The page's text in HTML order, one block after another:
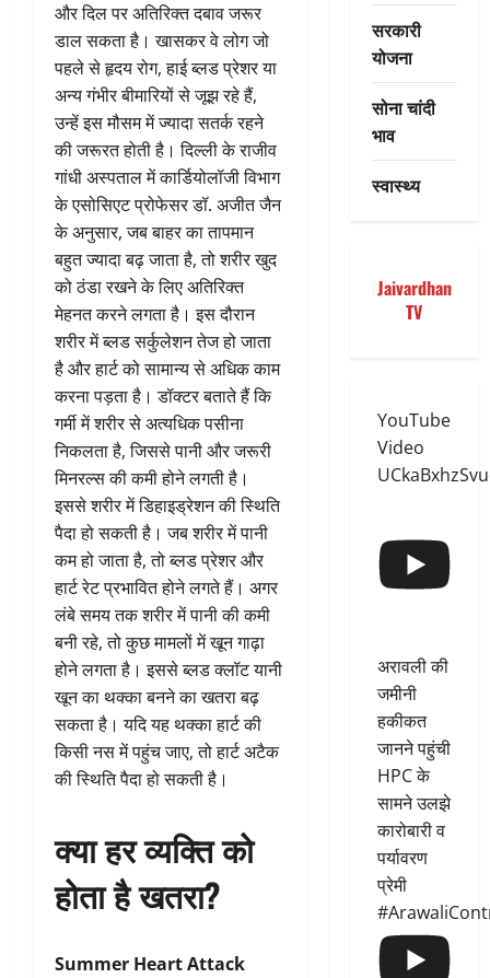
और दिल पर अतिरिक्त दबाव जरूर
डाल सकता है। खासकर वे लोग जो
पहले से हृदय रोग, हाई ब्लड प्रेशर या
अन्य गंभीर बीमारियों से जूझ रहे हैं,
उन्हें इस मौसम में ज्यादा सतर्क रहने
की जरूरत होती है। दिल्ली के राजीव
गांधी अस्पताल में कार्डियोलॉजी विभाग
के एसोसिएट प्रोफेसर डॉ. अजीत जैन
के अनुसार, जब बाहर का तापमान
बहुत ज्यादा बढ़ जाता है, तो शरीर खुद
को ठंडा रखने के लिए अतिरिक्त
मेहनत करने लगता है। इस दौरान
शरीर में ब्लड सर्कुलेशन तेज हो जाता
है और हार्ट को सामान्य से अधिक काम
करना पड़ता है। डॉक्टर बताते हैं कि
गर्मी में शरीर से अत्यधिक पसीना
निकलता है, जिससे पानी और जरूरी
मिनरल्स की कमी होने लगती है।
इससे शरीर में डिहाइड्रेशन की स्थिति
पैदा हो सकती है। जब शरीर में पानी
कम हो जाता है, तो ब्लड प्रेशर और
हार्ट रेट प्रभावित होने लगते हैं। अगर
लंबे समय तक शरीर में पानी की कमी
बनी रहे, तो कुछ मामलों में खून गाढ़ा
होने लगता है। इससे ब्लड क्लॉट यानी
खून का थक्का बनने का खतरा बढ़
सकता है। यदि यह थक्का हार्ट की
किसी नस में पहुंच जाए, तो हार्ट अटैक
की स्थिति पैदा हो सकती है।
क्या हर व्यक्ति को
होता है खतरा?
Summer Heart Attack
सरकारी
योजना
सोना चांदी
भाव
स्वास्थ्य
Jaivardhan
TV
YouTube
Video
अरावली की
जमीनी
हकीकत
जानने पहुंची
HPC के
सामने उलझे
कारोबारी व
पर्यावरण
प्रेमी